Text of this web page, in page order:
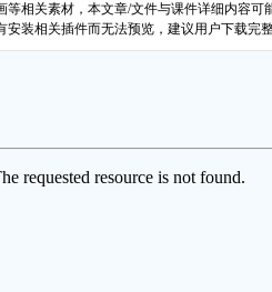
等相关素材，本文章/文件与课件详细内容可
安装相关插件而无法预览，建议用户下载完